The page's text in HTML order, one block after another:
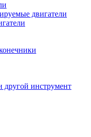
двигатели
инструмент